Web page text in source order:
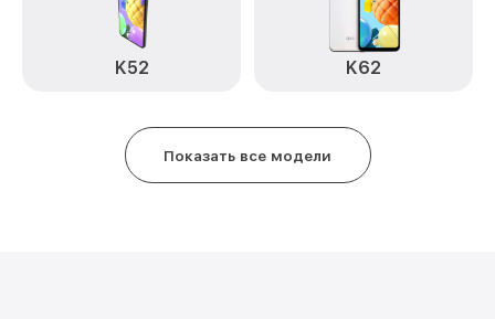
K52 K62
Показать все модели